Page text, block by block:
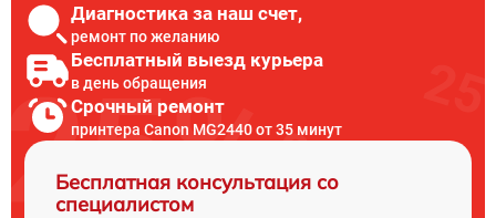
Диагностика за наш счет,
ремонт по желанию
Бесплатный выезд курьера
в день обращения
Срочный ремонт
принтера Canon MG2440 от 35 минут
Бесплатная консультация со
специалистом